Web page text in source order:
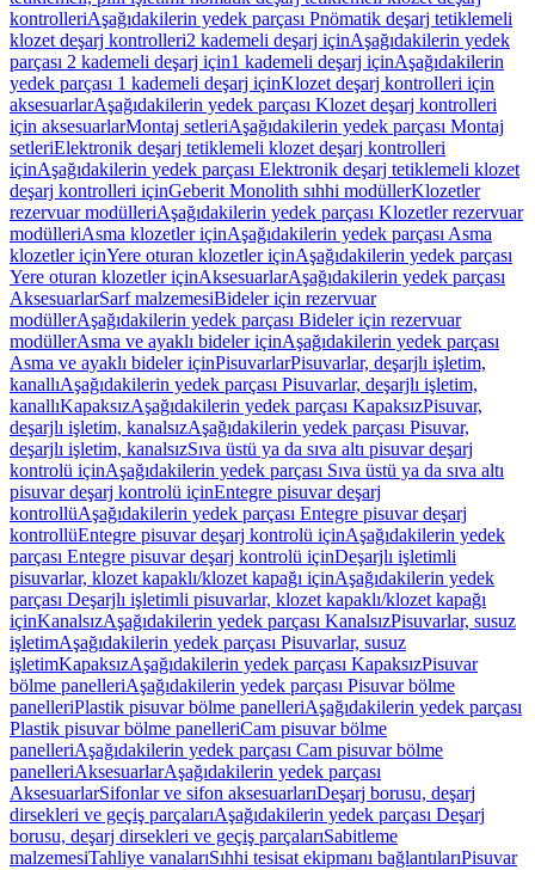
kontrolleriAşağıdakilerin yedek parçası Pnömatik deşarj tetiklemeli
klozet deşarj kontrolleri2 kademeli deşarj içinAşağıdakilerin yedek
parçası 2 kademeli deşarj için1 kademeli deşarj içinAşağıdakilerin
yedek parçası 1 kademeli deşarj içinKlozet deşarj kontrolleri için
aksesuarlarAşağıdakilerin yedek parçası Klozet deşarj kontrolleri
için aksesuarlarMontaj setleriAşağıdakilerin yedek parçası Montaj
setleriElektronik deşarj tetiklemeli klozet deşarj kontrolleri
içinAşağıdakilerin yedek parçası Elektronik deşarj tetiklemeli klozet
deşarj kontrolleri içinGeberit Monolith sıhhi modüllerKlozetler
rezervuar modülleriAşağıdakilerin yedek parçası Klozetler rezervuar
modülleriAsma klozetler içinAşağıdakilerin yedek parçası Asma
klozetler içinYere oturan klozetler içinAşağıdakilerin yedek parçası
Yere oturan klozetler içinAksesuarlarAşağıdakilerin yedek parçası
AksesuarlarSarf malzemesiBideler için rezervuar
modüllerAşağıdakilerin yedek parçası Bideler için rezervuar
modüllerAsma ve ayaklı bideler içinAşağıdakilerin yedek parçası
Asma ve ayaklı bideler içinPisuvarlarPisuvarlar, deşarjlı işletim,
kanallıAşağıdakilerin yedek parçası Pisuvarlar, deşarjlı işletim,
kanallıKapaksızAşağıdakilerin yedek parçası KapaksızPisuvar,
deşarjlı işletim, kanalsızAşağıdakilerin yedek parçası Pisuvar,
deşarjlı işletim, kanalsızSıva üstü ya da sıva altı pisuvar deşarj
kontrolü içinAşağıdakilerin yedek parçası Sıva üstü ya da sıva altı
pisuvar deşarj kontrolü içinEntegre pisuvar deşarj
kontrollüAşağıdakilerin yedek parçası Entegre pisuvar deşarj
kontrollüEntegre pisuvar deşarj kontrolü içinAşağıdakilerin yedek
parçası Entegre pisuvar deşarj kontrolü içinDeşarjlı işletimli
pisuvarlar, klozet kapaklı/klozet kapağı içinAşağıdakilerin yedek
parçası Deşarjlı işletimli pisuvarlar, klozet kapaklı/klozet kapağı
içinKanalsızAşağıdakilerin yedek parçası KanalsızPisuvarlar, susuz
işletimAşağıdakilerin yedek parçası Pisuvarlar, susuz
işletimKapaksızAşağıdakilerin yedek parçası KapaksızPisuvar
bölme panelleriAşağıdakilerin yedek parçası Pisuvar bölme
panelleriPlastik pisuvar bölme panelleriAşağıdakilerin yedek parçası
Plastik pisuvar bölme panelleriCam pisuvar bölme
panelleriAşağıdakilerin yedek parçası Cam pisuvar bölme
panelleriAksesuarlarAşağıdakilerin yedek parçası
AksesuarlarSifonlar ve sifon aksesuarlarıDeşarj borusu, deşarj
dirsekleri ve geçiş parçalarıAşağıdakilerin yedek parçası Deşarj
borusu, deşarj dirsekleri ve geçiş parçalarıSabitleme
malzemesiTahliye vanalarıSıhhi tesisat ekipmanı bağlantılarıPisuvar